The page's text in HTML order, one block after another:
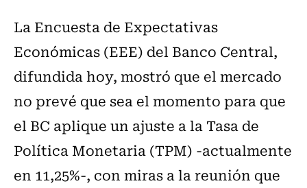
La Encuesta de Expectativas
Económicas (EEE) del Banco Central,
difundida hoy, mostró que el mercado
no prevé que sea el momento para que
el BC aplique un ajuste a la Tasa de
Política Monetaria (TPM) -actualmente
en 11,25%-, con miras a la reunión que